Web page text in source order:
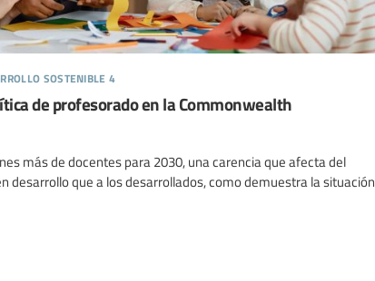
sostenible 4
de profesorado en la Commonwealth
más de docentes para 2030, una carencia que afecta del
desarrollo que a los desarrollados, como demuestra la situación